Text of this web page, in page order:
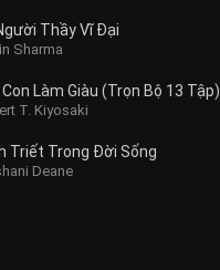
Thầy Vĩ Đại
Sharma
Con Làm Giàu (Trọn Bộ 13 Tập)
T. Kiyosaki
Triết Trong Đời Sống
Deane